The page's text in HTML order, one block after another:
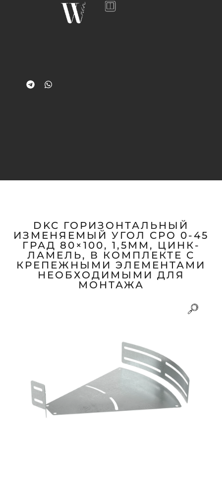
DKC ГОРИЗОНТАЛЬНЫЙ
ИЗМЕНЯЕМЫЙ УГОЛ СРО 0-45
ГРАД 80×100, 1,5ММ, ЦИНК-
ЛАМЕЛЬ, В КОМПЛЕКТЕ С
КРЕПЕЖНЫМИ ЭЛЕМЕНТАМИ
НЕОБХОДИМЫМИ ДЛЯ
МОНТАЖА